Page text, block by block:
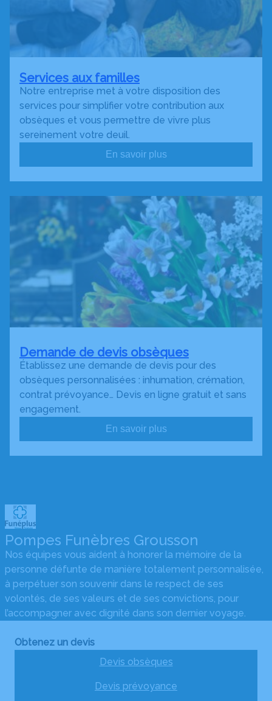
Services aux familles
Notre entreprise met à votre disposition des
services pour simplifier votre contribution aux
obsèques et vous permettre de vivre plus
sereinement votre deuil.
En savoir plus
Demande de devis obsèques
Établissez une demande de devis pour des
obsèques personnalisées : inhumation, crémation,
contrat prévoyance… Devis en ligne gratuit et sans
engagement.
En savoir plus
Pompes Funèbres Grousson
Nos équipes vous aident à honorer la mémoire de la
personne défunte de manière totalement personnalisée,
à perpétuer son souvenir dans le respect de ses
volontés, de ses valeurs et de ses convictions, pour
l’accompagner avec dignité dans son dernier voyage.
Obtenez un devis
Devis obsèques
Devis prévoyance